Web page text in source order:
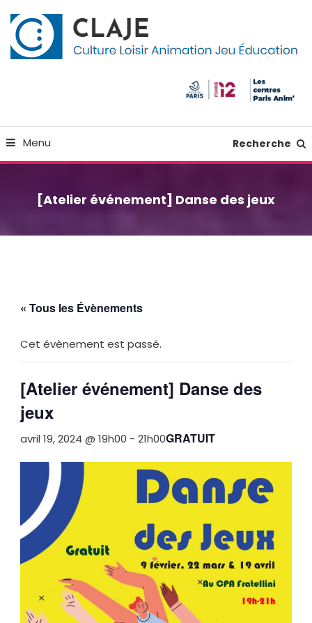
To
Content
Menu Recherche
[Atelier événement] Danse des jeux
« Tous les Évènements
Cet évènement est passé.
[Atelier événement] Danse des
jeux
avril 19, 2024 @ 19h00 - 21h00GRATUIT